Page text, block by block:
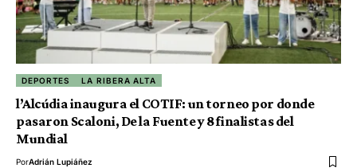
DEPORTES LA RIBERA ALTA
l’Alcúdia inaugura el COTIF: un torneo por donde
pasaron Scaloni, De la Fuente y 8 finalistas del
Mundial
PorAdrián Lupiáñez